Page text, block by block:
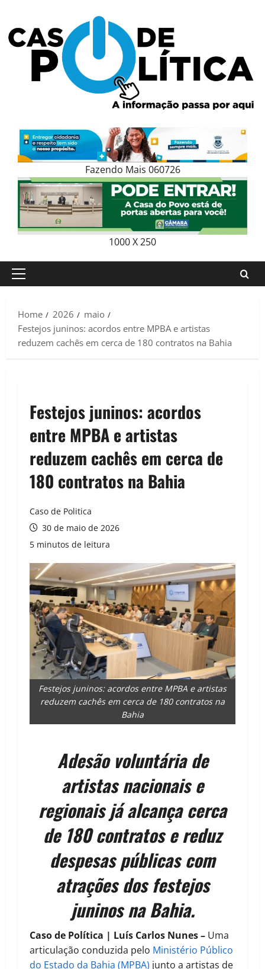
content
Fazendo Mais 060726
1000 X 250
Primary
Home
2026
maio
Festejos juninos: acordos entre MPBA e artistas
reduzem cachês em cerca de 180 contratos na Bahia
Festejos juninos: acordos
entre MPBA e artistas
reduzem cachês em cerca de
180 contratos na Bahia
Caso de Politica
30 de maio de 2026
5 minutos de leitura
Festejos juninos: acordos entre MPBA e artistas
reduzem cachês em cerca de 180 contratos na
Bahia
Adesão voluntária de
artistas nacionais e
regionais já alcança cerca
de 180 contratos e reduz
despesas públicas com
atrações dos festejos
juninos na Bahia.
Caso de Política | Luís Carlos Nunes – Uma
articulação conduzida pelo Ministério Público
do Estado da Bahia (MPBA) junto a artistas de